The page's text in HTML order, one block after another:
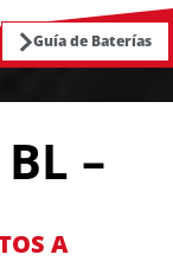
Guía de Baterías
–
A